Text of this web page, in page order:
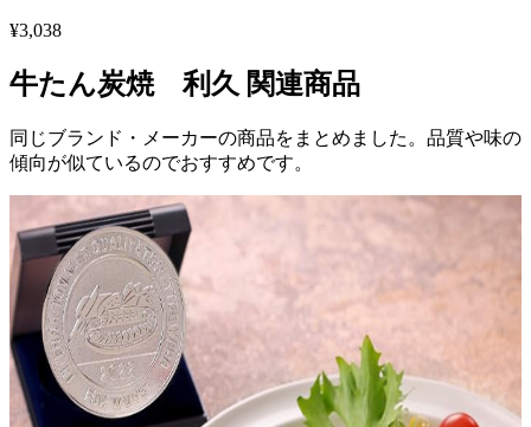
¥3,038
牛たん炭焼 利久 関連商品
同じブランド・メーカーの商品をまとめました。品質や味の
傾向が似ているのでおすすめです。